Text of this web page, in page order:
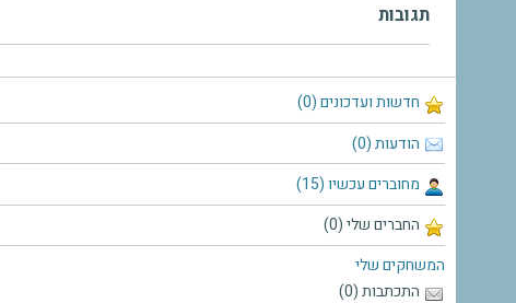
חדשות ועדכונים (0)
הודעות (0)
מחוברים עכשיו (15)
החברים שלי (0)
המשחקים שלי
התכתבות (0)
תגובות